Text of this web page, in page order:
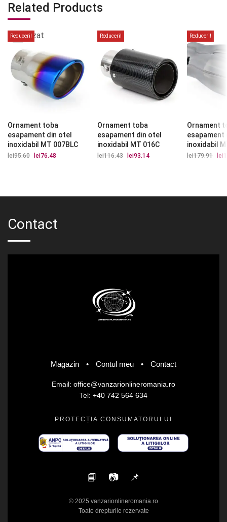
Related Products
Reduceri!
epuizat
Ornament toba
esapament din otel
inoxidabil MT 007BLC
lei95.60
Prețul
lei76.48
Reduceri!
Ornament toba
esapament din otel
inoxidabil MT 016C
lei116.43
Prețul
lei93.14
Reduceri!
Ornament
esapament
inoxidabil
lei179.91 lei
Contact
Magazin • Contul meu • Contact
Email: office@vanzarionlineromania.ro
Tel: +40 742 564 634
PROTECȚIA CONSUMATORULUI
📘 📷 📌
© 2025 vanzarionlineromania.ro
Toate drepturile rezervate